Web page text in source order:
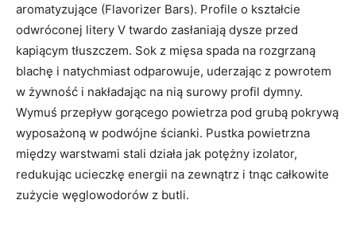
aromatyzujące (Flavorizer Bars). Profile o kształcie
odwróconej litery V twardo zasłaniają dysze przed
kapiącym tłuszczem. Sok z mięsa spada na rozgrzaną
blachę i natychmiast odparowuje, uderzając z powrotem
w żywność i nakładając na nią surowy profil dymny.
Wymuś przepływ gorącego powietrza pod grubą pokrywą
wyposażoną w podwójne ścianki. Pustka powietrzna
między warstwami stali działa jak potężny izolator,
redukując ucieczkę energii na zewnątrz i tnąc całkowite
zużycie węglowodorów z butli.